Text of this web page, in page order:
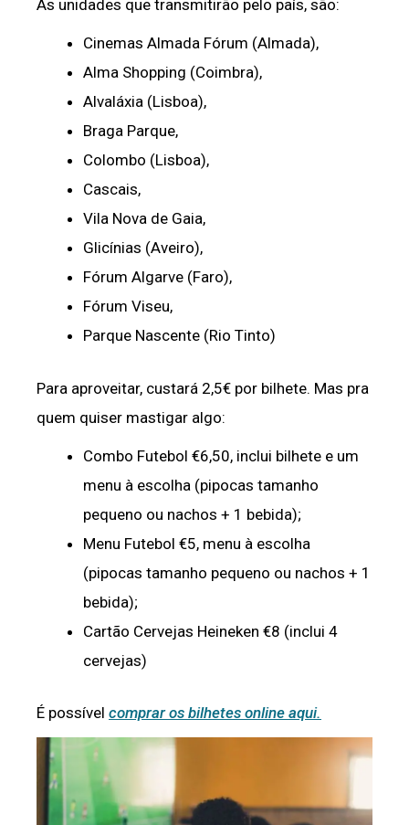
As unidades que transmitirão pelo país, são:
Cinemas Almada Fórum (Almada),
Alma Shopping (Coimbra),
Alvaláxia (Lisboa),
Braga Parque,
Colombo (Lisboa),
Cascais,
Vila Nova de Gaia,
Glicínias (Aveiro),
Fórum Algarve (Faro),
Fórum Viseu,
Parque Nascente (Rio Tinto)
Para aproveitar, custará 2,5€ por bilhete. Mas pra
quem quiser mastigar algo:
Combo Futebol €6,50, inclui bilhete e um
menu à escolha (pipocas tamanho
pequeno ou nachos + 1 bebida);
Menu Futebol €5, menu à escolha
(pipocas tamanho pequeno ou nachos + 1
bebida);
Cartão Cervejas Heineken €8 (inclui 4
cervejas)
É possível comprar os bilhetes online aqui.